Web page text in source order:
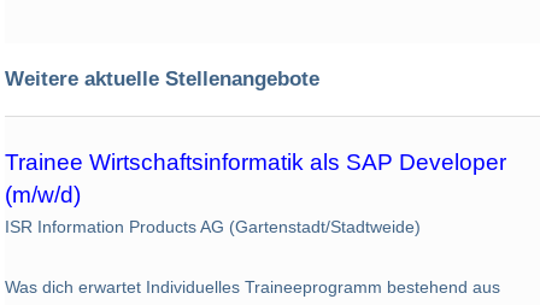
Weitere aktuelle Stellenangebote
Trainee Wirtschaftsinformatik als SAP Developer
(m/w/d)
ISR Information Products AG (Gartenstadt/Stadtweide)
Was dich erwartet Individuelles Traineeprogramm bestehend aus